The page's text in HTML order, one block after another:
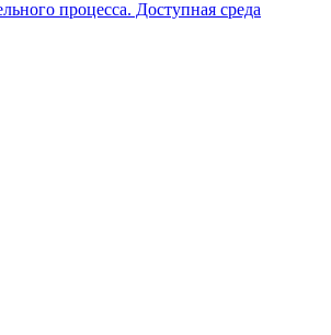
процесса. Доступная среда